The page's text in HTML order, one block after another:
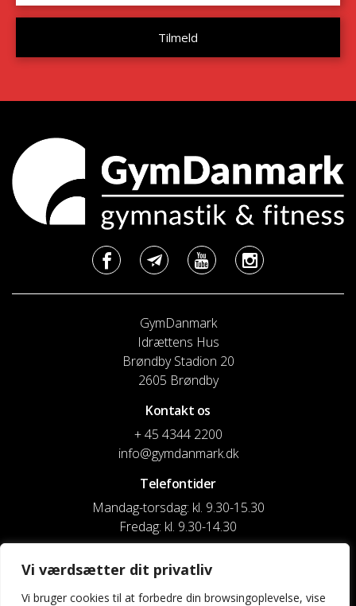
Vi værdsætter dit privatliv
Vi bruger cookies til at forbedre din browsingoplevelse, vise
GymDanmark
Idrættens Hus
Brøndby Stadion 20
2605 Brøndby
Kontakt os
+ 45 4344 2200
info@gymdanmark.dk
Telefontider
Mandag-torsdag: kl. 9.30-15.30
Fredag: kl. 9.30-14.30
CVR nr. 20916818
Reg. & Kontonr.: 4180 3119119022